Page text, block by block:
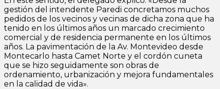
gestión del intendente Paredi concretamos muchos
pedidos de los vecinos y vecinas de dicha zona que ha
tenido en los últimos años un marcado crecimiento
comercial y de residencia permanente en los últimos
años. La pavimentación de la Av. Montevideo desde
Montecarlo hasta Camet Norte y el cordón cuneta
que se hizo seguidamente son obras de
ordenamiento, urbanización y mejora fundamentales
en la calidad de vida».